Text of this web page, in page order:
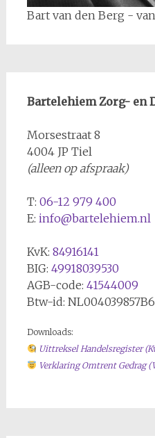
Bart van den Berg -
Bartelehiem Zorg- en
Morsestraat 8
4004 JP Tiel
(alleen op afspraak)
T: 06-12 979 400
E: info@bartelehiem.nl
KvK: 84916141
BIG: 49918039530
AGB-code: 41544009
Btw-id:
Downloads:
Uittreksel Handelsregister
Verklaring Omtrent Gedrag